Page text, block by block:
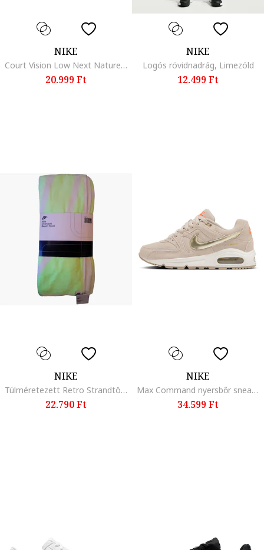
NIKE
Court Vision Low Next Nature műbőr sneaker, Csontszín/Világosbarna
20.999 Ft
NIKE
Logós rövidnadrág, Limezöld
12.499 Ft
NIKE
Túlméretezett Retro Strandtörölköző, sárga
22.790 Ft
NIKE
Max Command nyersbőr sneaker, Aranyszín/Homokbarna
34.599 Ft